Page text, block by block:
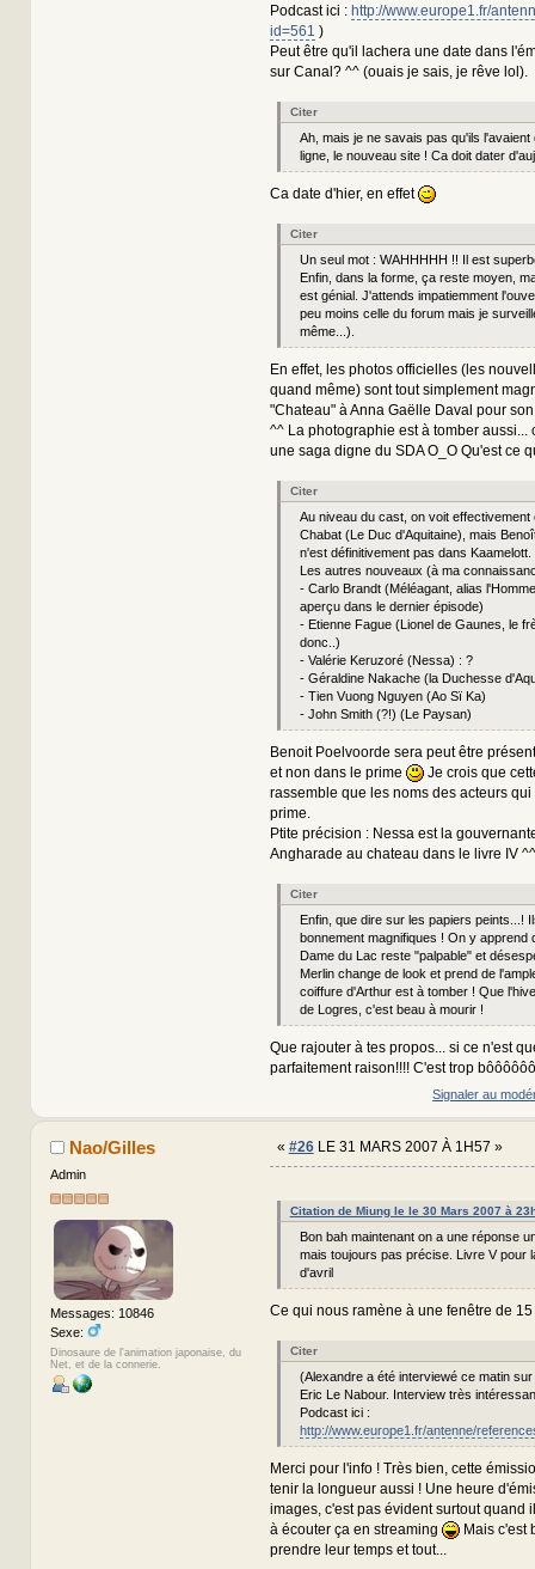
Podcast ici : http://www.europe1.fr/
id=561 )
Peut être qu'il lachera une date dans
sur Canal? ^^ (ouais je sais, je rêve lol).
Citer
Ah, mais je ne savais pas qu'ils l'avaient
ligne, le nouveau site ! Ca doit dater
Ca date d'hier, en effet
Citer
Un seul mot : WAHHHHH !! Il est
Enfin, dans la forme, ça reste moyen,
est génial. J'attends impatiemment
peu moins celle du forum mais je
même...).
En effet, les photos officielles (les
quand même) sont tout simplement
"Chateau" à Anna Gaëlle Daval pour
^^ La photographie est à tomber aussi...
une saga digne du SDA O_O Qu'est ce
Citer
Au niveau du cast, on voit effectivement
Chabat (Le Duc d'Aquitaine), mais
n'est définitivement pas dans Kaamelott.
Les autres nouveaux (à ma
- Carlo Brandt (Méléagant, alias
aperçu dans le dernier épisode)
- Etienne Fague (Lionel de Gaunes, le
donc..)
- Valérie Keruzoré (Nessa) : ?
- Géraldine Nakache (la Duchesse
- Tien Vuong Nguyen (Ao Sï Ka)
- John Smith (?!) (Le Paysan)
Benoit Poelvoorde sera peut être
et non dans le prime
Je crois que
rassemble que les noms des acteurs
prime.
Ptite précision : Nessa est la
Angharade au chateau dans le livre IV ^^
Citer
Enfin, que dire sur les papiers peints...!
bonnement magnifiques ! On y apprend
Dame du Lac reste "palpable" et
Merlin change de look et prend de
coiffure d'Arthur est à tomber ! Que
de Logres, c'est beau à mourir !
Que rajouter à tes propos... si ce n'est
parfaitement raison!!!! C'est trop
Signaler au
Nao/Gilles
Admin
Messages: 10846
Sexe:
Dinosaure de l'animation japonaise, du
Net, et de la connerie.
« #26LE 31 MARS 2007 À 1H57 »
Citation de Miung le le 30 Mars 2007 à
Bon bah maintenant on a une réponse
mais toujours pas précise. Livre V pour
d'avril
Ce qui nous ramène à une fenêtre de
Citer
(Alexandre a été interviewé ce matin
Eric Le Nabour. Interview très
Podcast ici :
http://www.europe1.fr/antenne/
Merci pour l'info ! Très bien, cette
tenir la longueur aussi ! Une heure
images, c'est pas évident surtout quand
à écouter ça en streaming
Mais c'est
prendre leur temps et tout...